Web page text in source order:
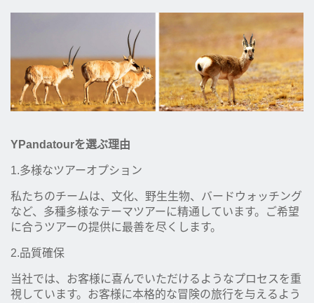
YPandatourを選ぶ理由
1.多様なツアーオプション
私たちのチームは、文化、野生生物、バードウォッチング
など、多種多様なテーマツアーに精通しています。ご希望
に合うツアーの提供に最善を尽くします。
2.品質確保
当社では、お客様に喜んでいただけるようなプロセスを重
視しています。お客様に本格的な冒険の旅行を与えるよう